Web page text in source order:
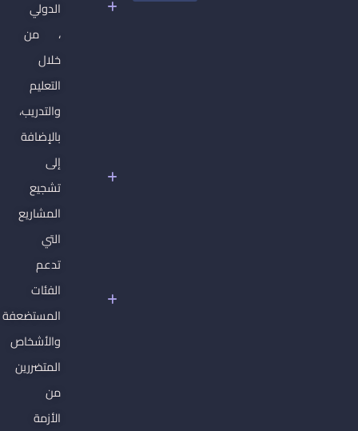
الدولي
، من
خلال
التعليم
والتدريب،
بالإضافة
إلى
تشجيع
المشاريع
التي
تدعم
الفئات
المستضعفة
والأشخاص
المتضررين
من
الأزمة